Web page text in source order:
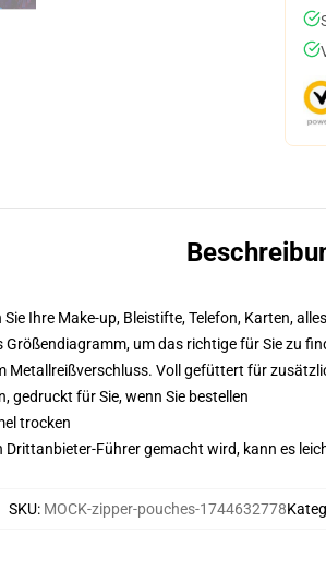
Ihre Make-up, Bleistifte, Telefon, Karten, alles
Größendiagramm, um das richtige für Sie zu
Metallreißverschluss. Voll gefüttert für
gedruckt für Sie, wenn Sie bestellen
trocken
Drittanbieter-Führer gemacht wird, kann es
SKU: MOCK-zipper-pouches-1744632778